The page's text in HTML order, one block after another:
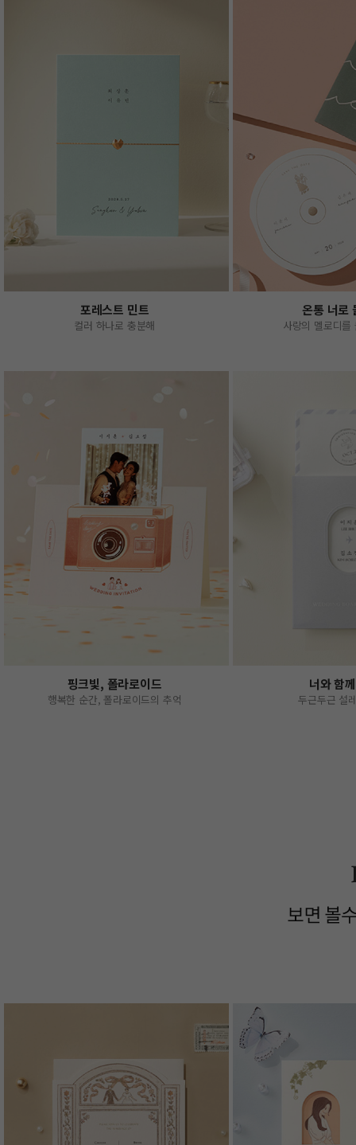
포레스트 민트
컬러 하나로 충분해
온통 너로
사랑의 멜로디를
핑크빛, 폴라로이드
행복한 순간, 폴라로이드의 추억
너와 함
두근두근 설